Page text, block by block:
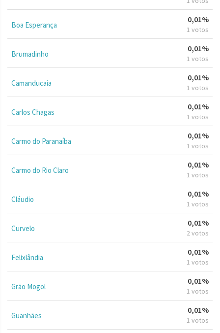
Boa Esperança
0,01%
1 votos
Brumadinho
0,01%
1 votos
Camanducaia
0,01%
1 votos
Carlos Chagas
0,01%
1 votos
Carmo do Paranaíba
0,01%
1 votos
Carmo do Rio Claro
0,01%
1 votos
Cláudio
0,01%
1 votos
Curvelo
0,01%
2 votos
Felixlândia
0,01%
1 votos
Grão Mogol
0,01%
1 votos
Guanhães
0,01%
1 votos